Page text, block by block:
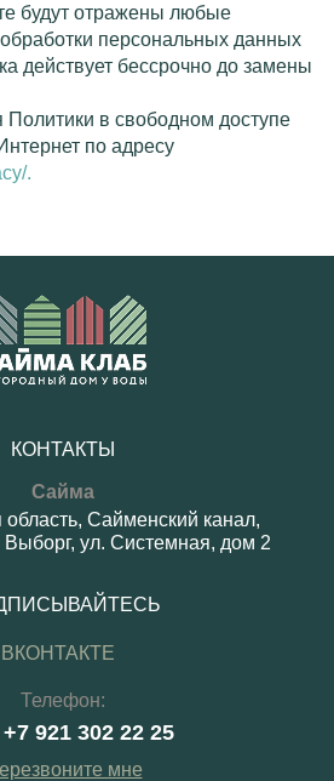
будут отражены любые
персональных данных
действует бессрочно до замены
Политики в свободном доступе
по адресу
/.
ВКОНТАКТЕ
Телефон:
+7 921 302 22 25
мне
КОНТАКТЫ
Сайма
область, Сайменский канал,
Выборг, ул. Системная, дом 2